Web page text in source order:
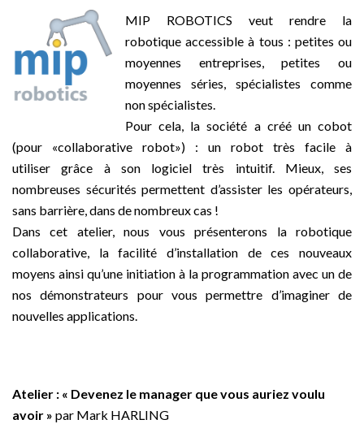
MIP ROBOTICS veut rendre la
robotique accessible à tous : petites ou
moyennes entreprises, petites ou
moyennes séries, spécialistes comme
non spécialistes.
Pour cela, la société a créé un cobot
(pour «collaborative robot») : un robot très facile à
utiliser grâce à son logiciel très intuitif. Mieux, ses
nombreuses sécurités permettent d’assister les opérateurs,
sans barrière, dans de nombreux cas !
Dans cet atelier, nous vous présenterons la robotique
collaborative, la facilité d’installation de ces nouveaux
moyens ainsi qu’une initiation à la programmation avec un de
nos démonstrateurs pour vous permettre d’imaginer de
nouvelles applications.
Atelier : « Devenez le manager que vous auriez voulu
avoir » par Mark HARLING